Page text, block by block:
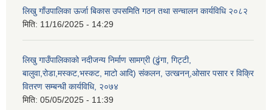
लिखु गाँउपालिका ऊर्जा बिकास उपसमिति गठन तथा सन्चालन कार्यविधि २०८२
मिति: 11/16/2025 - 14:29
लिखु गाउँपालिकाको नदीजन्य निर्माण सामग्री (ढुंगा, गिट्टी,
बालुवा,रोडा,मस्कट,भस्कट, माटो आदि) संकलन, उत्खनन्,ओसार पसार र विक्रि
वितरण सम्बन्धी कार्यविधि, २०७४
मिति: 05/05/2025 - 11:39